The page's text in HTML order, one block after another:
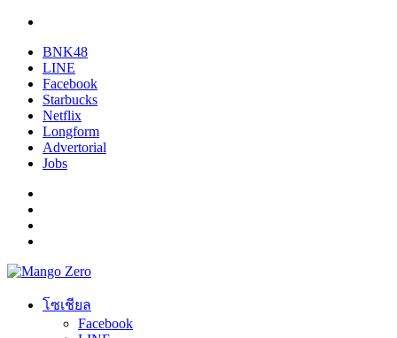
BNK48
LINE
Facebook
Starbucks
Netflix
Longform
Advertorial
Jobs
โซเชียล
Facebook